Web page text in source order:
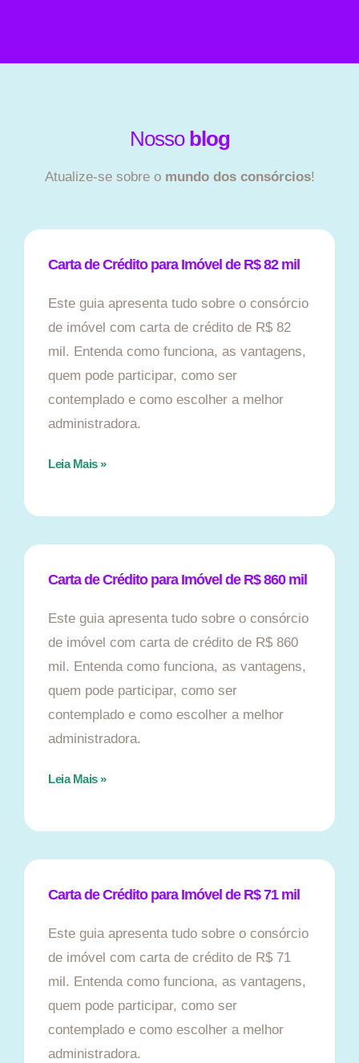
Nosso blog
Atualize-se sobre o mundo dos consórcios!
Carta de Crédito para Imóvel de R$ 82 mil
Este guia apresenta tudo sobre o consórcio
de imóvel com carta de crédito de R$ 82
mil. Entenda como funciona, as vantagens,
quem pode participar, como ser
contemplado e como escolher a melhor
administradora.
Leia Mais »
Carta de Crédito para Imóvel de R$ 860 mil
Este guia apresenta tudo sobre o consórcio
de imóvel com carta de crédito de R$ 860
mil. Entenda como funciona, as vantagens,
quem pode participar, como ser
contemplado e como escolher a melhor
administradora.
Leia Mais »
Carta de Crédito para Imóvel de R$ 71 mil
Este guia apresenta tudo sobre o consórcio
de imóvel com carta de crédito de R$ 71
mil. Entenda como funciona, as vantagens,
quem pode participar, como ser
contemplado e como escolher a melhor
administradora.